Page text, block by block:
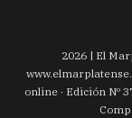
2026| El
www.
online · Edición Nº